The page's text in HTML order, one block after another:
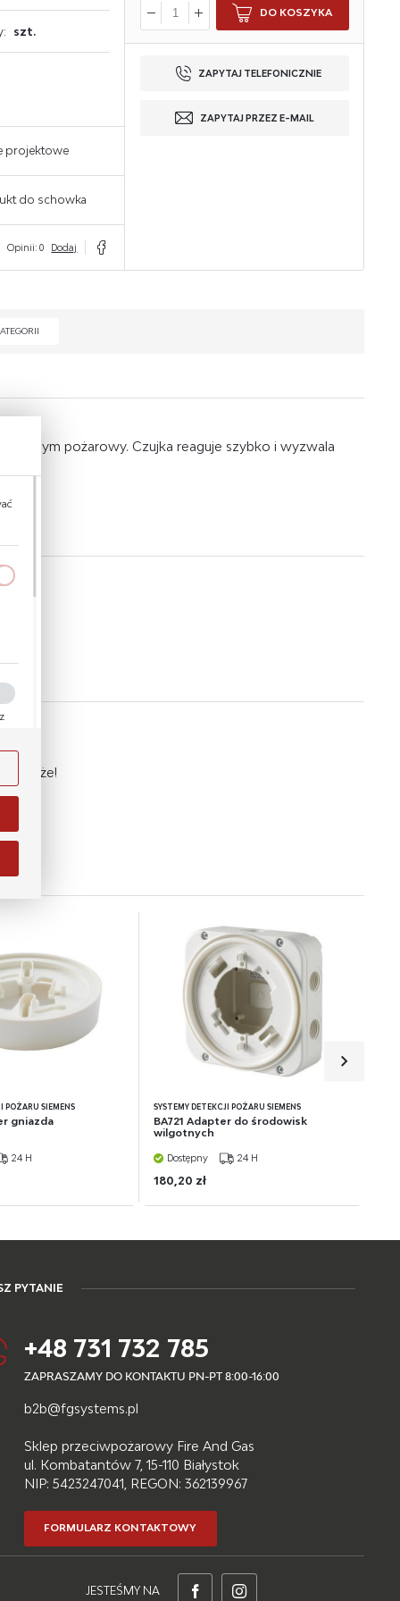
szt.
projektowe
do schowka
Opinii: 0 Dodaj
DO KOSZYKA
ZAPYTAJ TELEFONICZNIE
ZAPYTAJ PRZEZ E-MAIL
dym pożarowy. Czujka reaguje szybko i wyzwala
POŻARU SIEMENS
gniazda
24 H
SYSTEMY DETEKCJI POŻARU SIEMENS
BA721 Adapter do środowisk
wilgotnych
Dostępny 24 H
180,20 zł
PYTANIE
+48 731 732 785
ZAPRASZAMY DO KONTAKTU PN-PT 8:00-16:00
b2b@fgsystems.pl
Sklep przeciwpożarowy Fire And Gas
ul. Kombatantów 7, 15-110 Białystok
NIP: 5423247041, REGON: 362139967
FORMULARZ KONTAKTOWY
JESTEŚMY NA